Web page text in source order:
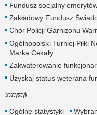
Fundusz socjalny
Zakładowy Fundusz
Chór Policji Garnizonu
Ogólnopolski Turniej Piłki
Marka Cekały
Zakwaterowanie
Uzyskaj status weterana
Statystyki
Ogólne statystyki